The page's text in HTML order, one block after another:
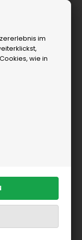
im
wie in
Damen